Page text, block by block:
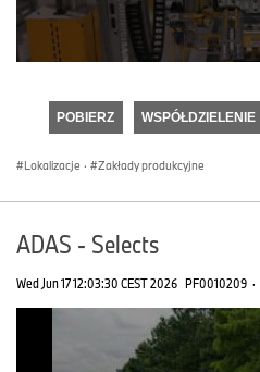
seconds
POBIERZ WSPÓŁDZIELENIE
Lokalizacje · Zakłady produkcyjne
ADAS - Selects
Wed Jun 17 12:03:30 CEST 2026 PF0010209 ·